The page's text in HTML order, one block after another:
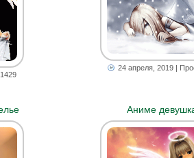
24 апреля, 2019 |
Аниме